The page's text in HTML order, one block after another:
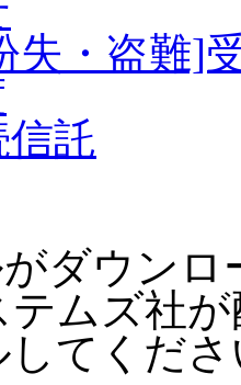
失・盗難]
託
ダウン
ムズ社が
てくだ